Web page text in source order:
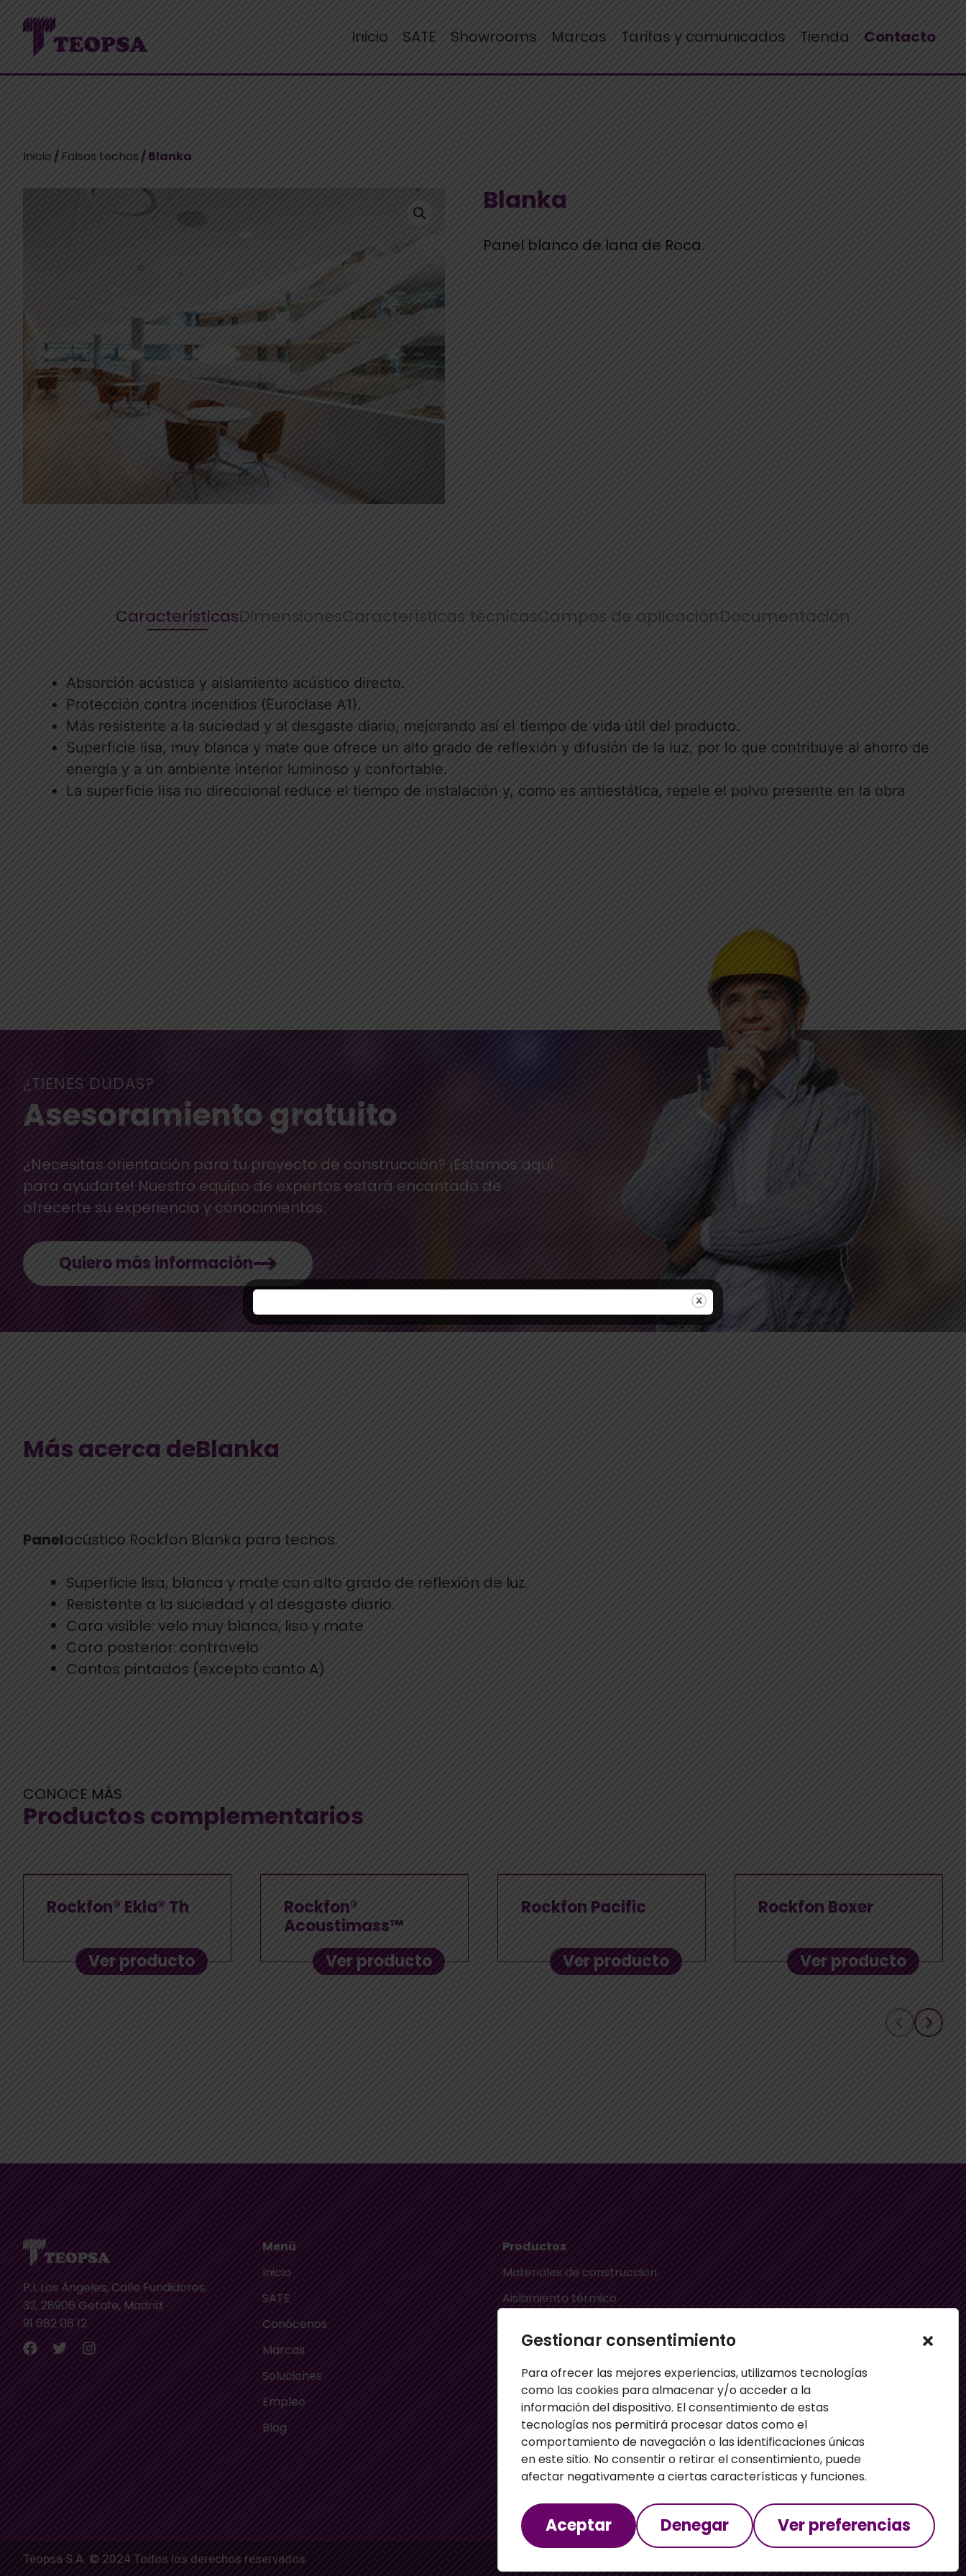
Gestionar consentimiento
Para ofrecer las mejores experiencias, utilizamos tecnologías
como las cookies para almacenar y/o acceder a la
información del dispositivo. El consentimiento de estas
tecnologías nos permitirá procesar datos como el
comportamiento de navegación o las identificaciones únicas
en este sitio. No consentir o retirar el consentimiento, puede
afectar negativamente a ciertas características y funciones.
Aceptar Denegar Ver preferencias
Inicio SATE Showrooms Marcas Tarifas y comunicados Tienda Contacto
Inicio /Falsos techos / Blanka
Blanka
Panel blanco de lana de Roca.
CaracterísticasDimensionesCaracterísticas técnicasCampos de aplicaciónDocumentación
Absorción acústica y aislamiento acústico directo.
Protección contra incendios (Euroclase A1).
Más resistente a la suciedad y al desgaste diario, mejorando así el tiempo de vida útil del producto.
Superficie lisa, muy blanca y mate que ofrece un alto grado de reflexión y difusión de la luz, por lo que contribuye al ahorro de
energía y a un ambiente interior luminoso y confortable.
La superficie lisa no direccional reduce el tiempo de instalación y, como es antiestática, repele el polvo presente en la obra
¿TIENES DUDAS?
Asesoramiento gratuito
¿Necesitas orientación para tu proyecto de construcción? ¡Estamos aquí
para ayudarte! Nuestro equipo de expertos estará encantado de
ofrecerte su experiencia y conocimientos.
Quiero más información
Más acerca deBlanka
Panelacústico Rockfon Blanka para techos.
Superficie lisa, blanca y mate con alto grado de reflexión de luz.
Resistente a la suciedad y al desgaste diario.
Cara visible: velo muy blanco, liso y mate
Cara posterior: contravelo
Cantos pintados (excepto canto A)
CONOCE MÁS
Productos complementarios
Rockfon® Ekla® Th
Ver producto
Rockfon®
Acoustimass™
Ver producto
Rockfon Pacific
Ver producto
Rockfon Boxer
Ver producto
P.I. Los Ángeles, Calle Fundidores,
32, 28906 Getafe, Madrid
91 682 06 12
Menú
Inicio
SATE
Conócenos
Marcas
Soluciones
Empleo
Blog
Productos
Materiales de construcción
Aislamiento térmico
Material ignífugo aislante
Paneles aislantes
Masillas para pared
Paneles sandwich
Perfiles
Teopsa S.A. © 2024 Todos los derechos reservados